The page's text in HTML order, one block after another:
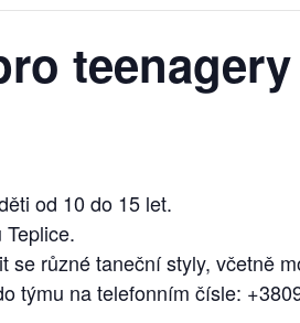
teenagery
od 10 do 15 let.
se různé taneční styly, včetně
týmu na telefonním čísle: